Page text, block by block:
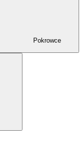
Pokrowce